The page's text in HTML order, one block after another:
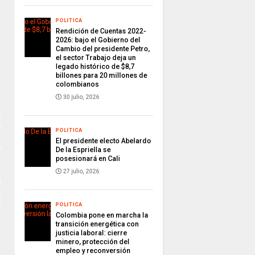
POLITICA
Rendición de Cuentas 2022-
2026: bajo el Gobierno del
Cambio del presidente Petro,
el sector Trabajo deja un
legado histórico de $8,7
billones para 20 millones de
colombianos
30 julio, 2026
POLITICA
El presidente electo Abelardo
De la Espriella se
posesionará en Cali
27 julio, 2026
POLITICA
Colombia pone en marcha la
transición energética con
justicia laboral: cierre
minero, protección del
empleo y reconversión